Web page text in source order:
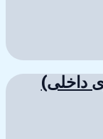
داخلی)